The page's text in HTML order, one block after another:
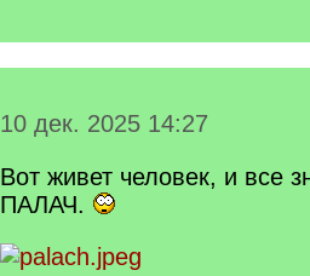
10 дек. 2025 14:27
Вот живет человек, и все
ПАЛАЧ.